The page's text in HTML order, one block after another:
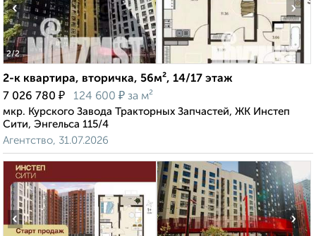
2/2
‹ ›
2-к квартира, вторичка, 56м², 14/17 этаж
7 026 780 ₽ 124 600 ₽ за м²
мкр. Курского Завода Тракторных Запчастей, ЖК Инстеп
Сити, Энгельса 115/4
Агентство, 31.07.2026
‹ ›